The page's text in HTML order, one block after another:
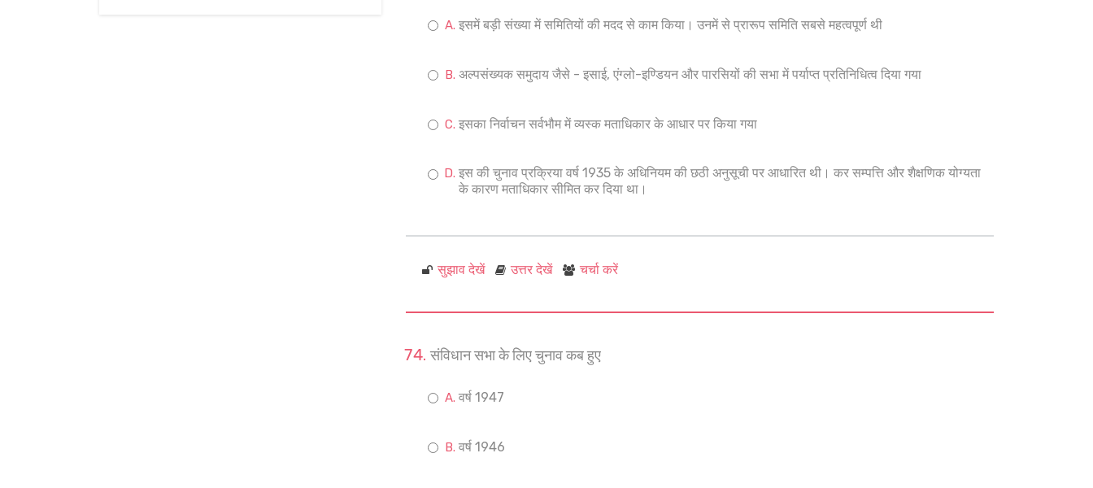
इसमें बड़ी संख्या में समितियों की मदद से काम किया। उनमें से प्रारूप समिति सबसे महत्वपूर्ण थी
अल्पसंख्यक समुदाय जैसे - इसाई, एंग्लो-इण्डियन और पारसियों की सभा में पर्याप्त प्रतिनिधित्व दिया गया
इसका निर्वाचन सर्वभौम में व्यस्क मताधिकार के आधार पर किया गया
इस की चुनाव प्रक्रिया वर्ष 1935 के अधिनियम की छठी अनुसूची पर आधारित थी। कर सम्पत्ति और शैक्षणिक योग्यता
के कारण मताधिकार सीमित कर दिया था।
सुझाव देखें उत्तर देखें चर्चा करें
संविधान सभा के लिए चुनाव कब हुए
वर्ष 1947
वर्ष 1946